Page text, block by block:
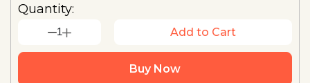
Quantity:
1 Add to Cart
Buy Now